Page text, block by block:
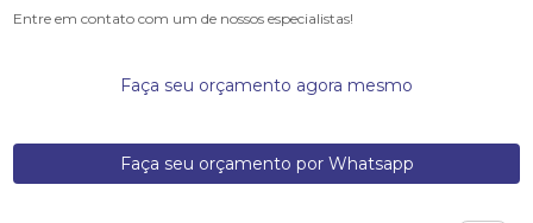
Entre em contato com um de nossos especialistas!
Faça seu orçamento agora mesmo
Faça seu orçamento por Whatsapp